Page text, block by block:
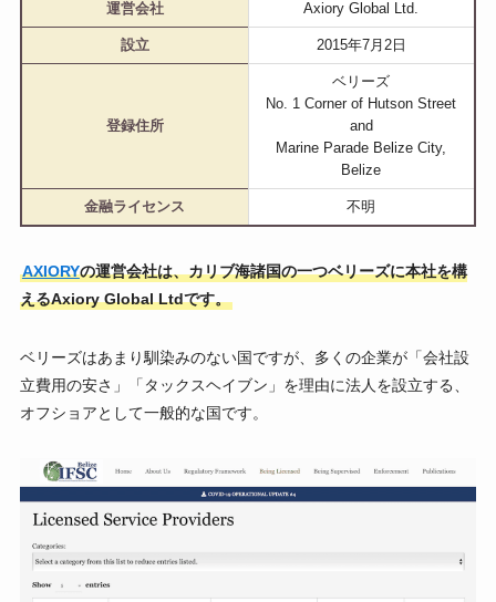
運営会社 Axiory Global Ltd.
設立 2015年7月2日
登録住所
ベリーズ
No. 1 Corner of Hutson Street
and
Marine Parade Belize City,
Belize
金融ライセンス 不明
AXIORYの運営会社は、カリブ海諸国の一つベリーズに本社を構
えるAxiory Global Ltdです。
ベリーズはあまり馴染みのない国ですが、多くの企業が「会社設
立費用の安さ」「タックスヘイブン」を理由に法人を設立する、
オフショアとして一般的な国です。